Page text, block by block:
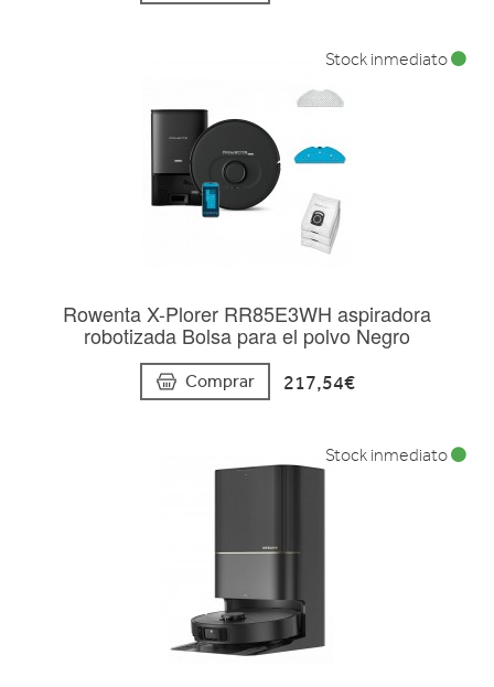
Rowenta X-Plorer RR85E3WH aspiradora
robotizada Bolsa para el polvo Negro
Comprar 217,54€
Stock inmediato
Stock inmediato